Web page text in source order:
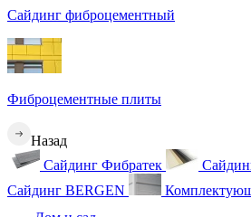
Сайдинг фиброцементный
Фиброцементные плиты
Назад
Сайдинг Фибратек
Сайдинг BERGEN